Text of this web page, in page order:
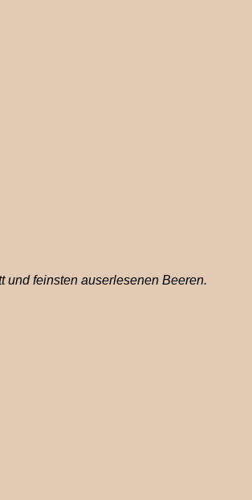
und feinsten auserlesenen Beeren.